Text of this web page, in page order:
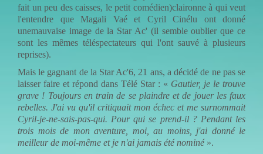
fait un peu des caisses, le petit comédien)claironne à qui veut
l'entendre que Magali Vaé et Cyril Cinélu ont donné
unemauvaise image de la Star Ac' (il semble oublier que ce
sont les mêmes téléspectateurs qui l'ont sauvé à plusieurs
reprises).
Mais le gagnant de la Star Ac'6, 21 ans, a décidé de ne pas se
laisser faire et répond dans Télé Star : « Gautier, je le trouve
grave ! Toujours en train de se plaindre et de jouer les faux
rebelles. J'ai vu qu'il critiquait mon échec et me surnommait
Cyril-je-ne-sais-pas-qui. Pour qui se prend-il ? Pendant les
trois mois de mon aventure, moi, au moins, j'ai donné le
meilleur de moi-même et je n'ai jamais été nominé ».